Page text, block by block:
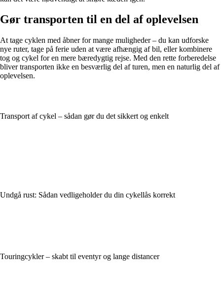
Gør transporten til en del af oplevelsen
At tage cyklen med åbner for mange muligheder – du kan udforske
nye ruter, tage på ferie uden at være afhængig af bil, eller kombinere
tog og cykel for en mere bæredygtig rejse. Med den rette forberedelse
bliver transporten ikke en besværlig del af turen, men en naturlig del af
oplevelsen.
Transport af cykel – sådan gør du det sikkert og enkelt
Undgå rust: Sådan vedligeholder du din cykellås korrekt
Touringcykler – skabt til eventyr og lange distancer